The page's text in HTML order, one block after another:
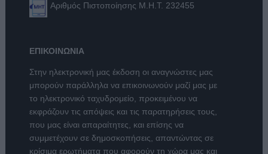
Αριθμός Πιστοποίησης Μ.Η.Τ. 232455
ΕΠΙΚΟΙΝΩΝΙΑ
Στην ηλεκτρονική μας έκδοση οι αναγνώστες μας
μπορούν παράλληλα να επικοινωνούν μαζί μας με
το ηλεκτρονικό ταχυδρομείο, προκειμένου να
εκφράζουν τις απόψεις και τις παρατηρήσεις τους,
που μας είναι απαραίτητες, και επίσης να
συμμετέχουν σε δημοσκοπήσεις, απαντώντας σε
κρίσιμα ερωτήματα που αφορούν τη χώρα μας και